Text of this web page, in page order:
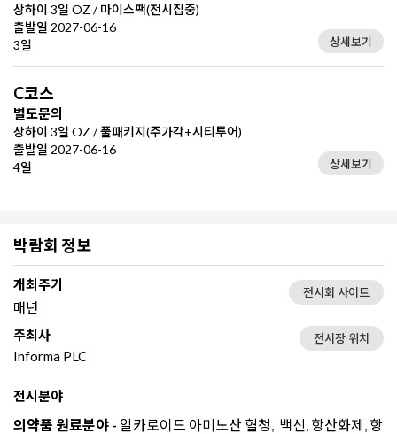
상하이 3일 OZ / 마이스팩(전시집중)
출발일 2027-06-16
3일
상세보기
C코스
별도문의
상하이 3일 OZ / 풀패키지(주가각+시티투어)
출발일 2027-06-16
4일
상세보기
박람회 정보
개최주기
매년
전시회 사이트
주최사
Informa PLC
전시장 위치
전시분야
의약품 원료분야 - 알카로이드 아미노산 혈청, 백신, 항산화제, 항